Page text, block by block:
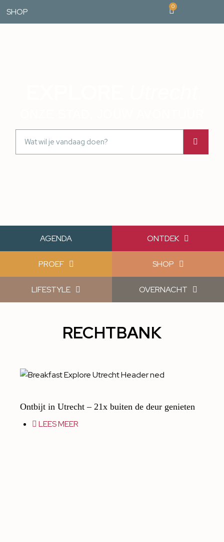
SHOP
0
AGENDA ONTDEK
PROEF SHOP
LIFESTYLE OVERNACHT
RECHTBANK
Ontbijt in Utrecht – 21x buiten de deur genieten
LEES MEER